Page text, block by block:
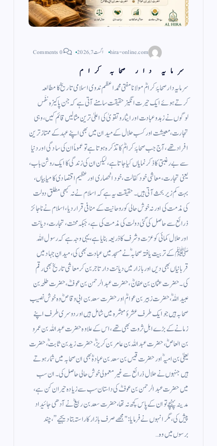
hira-online.com اگست 7, 2026 0 Comments
سرمایہ دار صحابہ کرام
سرمایہ دار صحابۂ کرامؓ مولانا مفتی محمد اعظم ندوی اسلامی تاریخ کا مطالعہ
کرتے ہوئے ایک حیرت انگیز حقیقت سامنے آتی ہے کہ جن پاکیزہ نفَس
لوگوں نے زہد وعبادت اور ایثار وتقویٰ کی اعلیٰ ترین مثالیں قائم کیں، وہی
تجارت، معیشت اور کسب حلال کے میدان میں بھی اپنے عہد کے ممتاز ترین
افراد تھے، آج جب صحابۂ کرامؓ کا تذکرہ ہوتا ہے تو عموماً ان کی سادگی اور دنیا
سے بے رغبتی کا ذکر نمایاں کیا جاتا ہے، لیکن ان کی زندگی کا ایک روشن باب،
یعنی تجارت، معاشی خود کفالت، خود انحصاری اور عظیم اقتصادی کامیابیاں،
بہت کم زیر بحث آتی ہیں۔ حقیقت یہ ہے کہ اسلام نے نہ کبھی مطلق دولت
کی مذمت کی اور نہ خوش حالی کو روحانیت کے منافی قرار دیا، اسلام نے ناجائز
ذرائع سے حاصل کی گئی دولت کی مذمت کی ہے، جبکہ محنت، تجارت، دیانت
اور حلال کمائی کو عزت وشرف کا ذریعہ بنایا ہے، یہی وجہ ہے کہ رسول اللہ
ﷺ کے تربیت یافتہ صحابہؓ نے مسجد میں عبادت بھی کی، میدانِ جہاد میں
قربانیاں بھی دیں اور بازار میں دیانت دار تاجر بن کر معاشی تاریخ بھی رقم
کی۔ حضرت عثمان بن عفانؓ، حضرت عبدالرحمن بن عوفؓ، حضرت طلحہ بن
عبیداللہؓ، حضرت زبیر بن عوامؓ اور حضرت سعد بن ابی وقاصؓ وہ خوش نصیب
صحابہ ہیں جو ایک طرف عشرۂ مبشرہ میں شامل ہیں اور دوسری طرف اپنے
زمانے کے بڑے اہلِ ثروت بھی تھے، اس کے علاوہ حضرت عبداللہ بن عمرو
بن العاصؓ، حضرت عبداللہ بن عامر بن کریزؓ، حضرت زید بن ثابتؓ، حضرت
یعلیٰ بن امیہؓ اور حضرت قیس بن سعد بن عبادہؓ بھی ان صحابہ میں شمار ہوتے
ہیں جنہوں نے حلال ذرائع سے غیر معمولی خوش حالی حاصل کی۔ ان سب
میں حضرت عبدالرحمن بن عوفؓ کی داستان سب سے زیادہ حیران کن ہے،
مدینہ پہنچے تو ان کے پاس کچھ نہ تھا، حضرت سعد بن ربیعؓ نے آدھی جائیداد
پیش کی، مگر انہوں نے فرمایا: "مجھے صرف بازار کا راستہ بتا دیجیے”، چند
برسوں میں وہ…